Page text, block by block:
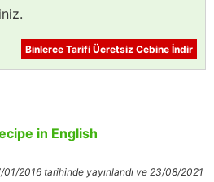
Binlerce Tarifi Ücretsiz Cebine İndir
in English
2016 tarihinde yayınlandı ve 23/08/2021